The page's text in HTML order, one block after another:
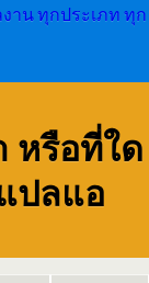
าน ทุกประเภท ทุก
หรือที่ใด
ปลแอ